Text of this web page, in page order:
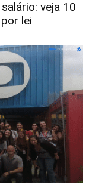
veja 10
lei